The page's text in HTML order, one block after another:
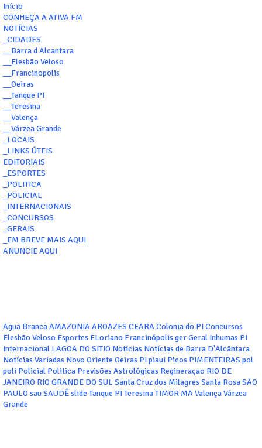
Início
CONHEÇA A ATIVA FM
NOTÍCIAS
_CIDADES
__Barra d Alcantara
__Elesbão Veloso
__Francinopolis
__Oeiras
__Tanque PI
__Teresina
__Valença
__Várzea Grande
_LOCAIS
_LINKS ÚTEIS
EDITORIAIS
_ESPORTES
_POLITICA
_POLICIAL
_INTERNACIONAIS
_CONCURSOS
_GERAIS
_EM BREVE MAIS AQUI
ANUNCIE AQUI
Agua BrancaAMAZONIAAROAZES CEARAColonia do PIConcursos
Elesbão Veloso Esportes FLoriano Francinópolis gerGeral Inhumas PI
Internacional LAGOA DO SITIO Notícias Notícias de Barra D'Alcântara
Notícias Variadas Novo Oriente Oeiras PIpiaui Picos PIMENTEIRAS pol
poli Policial Politica Previsões Astrológicas Regineraçao RIO DE
JANEIRO RIO GRANDE DO SUL Santa Cruz dos Milagres Santa RosaSÃO
PAULOsauSAUDÊslide Tanque PITeresinaTIMOR MAValençaVárzea
Grande